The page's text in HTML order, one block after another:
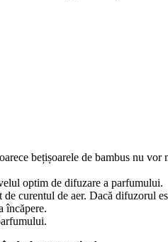
bețișoarele de bambus nu
optim de difuzare a parfumului.
curentul de aer. Dacă difuzorul
încăpere.